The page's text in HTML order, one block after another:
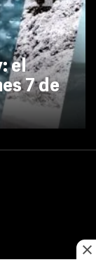
el
7 de